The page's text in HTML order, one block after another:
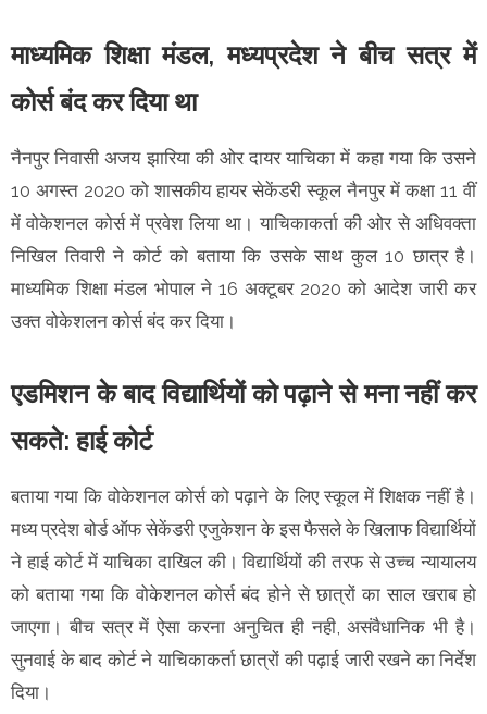
माध्यमिक शिक्षा मंडल, मध्यप्रदेश ने बीच सत्र में
कोर्स बंद कर दिया था
नैनपुर निवासी अजय झारिया की ओर दायर याचिका में कहा गया कि उसने
10 अगस्त 2020 को शासकीय हायर सेकेंडरी स्कूल नैनपुर में कक्षा 11 वीं
में वोकेशनल कोर्स में प्रवेश लिया था। याचिकाकर्ता की ओर से अधिवक्ता
निखिल तिवारी ने कोर्ट को बताया कि उसके साथ कुल 10 छात्र है।
माध्यमिक शिक्षा मंडल भोपाल ने 16 अक्टूबर 2020 को आदेश जारी कर
उक्त वोकेशलन कोर्स बंद कर दिया।
एडमिशन के बाद विद्यार्थियों को पढ़ाने से मना नहीं कर
सकते: हाई कोर्ट
बताया गया कि वोकेशनल कोर्स को पढ़ाने के लिए स्कूल में शिक्षक नहीं है।
मध्य प्रदेश बोर्ड ऑफ सेकेंडरी एजुकेशन के इस फैसले के खिलाफ विद्यार्थियों
ने हाई कोर्ट में याचिका दाखिल की। विद्यार्थियों की तरफ से उच्च न्यायालय
को बताया गया कि वोकेशनल कोर्स बंद होने से छात्रों का साल खराब हो
जाएगा। बीच सत्र में ऐसा करना अनुचित ही नही, असंवैधानिक भी है।
सुनवाई के बाद कोर्ट ने याचिकाकर्ता छात्रों की पढ़ाई जारी रखने का निर्देश
दिया।